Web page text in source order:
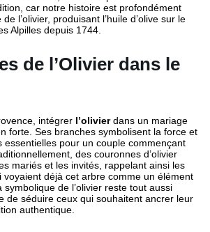
car notre histoire est profondément
l’olivier, produisant l’huile d’olive sur le
Alpilles depuis 1744.
de l’Olivier dans le
intégrer l’olivierdans un mariage
forte. Ses branches symbolisent la force et
essentielles pour un couple commençant
des couronnes d’olivier
mariés et les invités, rappelant ainsi les
voyaient déjà cet arbre comme un élément
symbolique de l’olivier reste tout aussi
de séduire ceux qui souhaitent ancrer leur
authentique.